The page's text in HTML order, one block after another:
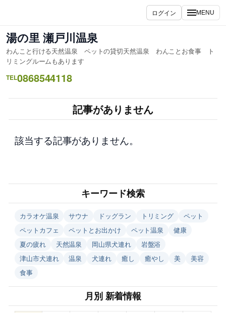
を
ス
キ
ッ
プ
ログイン MENU
湯の里 瀬戸川温泉
わんこと行ける天然温泉 ペットの貸切天然温泉 わんことお食事 ト
リミングルームもあります
TEL0868544118
記事がありません
該当する記事がありません。
キーワード検索
カラオケ温泉 サウナ ドッグラン トリミング
ペット
ペットカフェ
ペットとお出かけ ペット温泉
健康
夏の疲れ
天然温泉 岡山県犬連れ
岩盤浴
津山市犬連れ
温泉 犬連れ 癒し 癒やし 美
美容
食事
月別 新着情報